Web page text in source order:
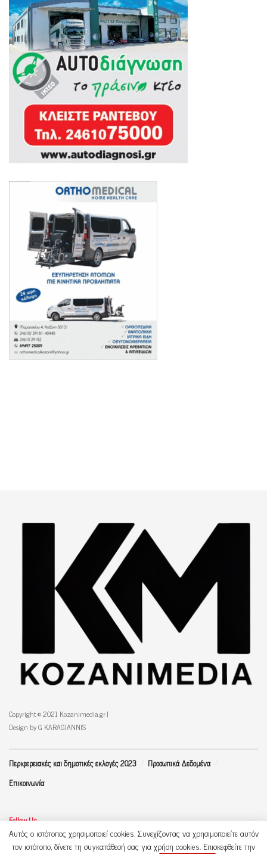
Copyright © 2021 Kozanimedia.gr |
Design by G KARAGIANNIS
Περιφερειακές και δημοτικές εκλογές 2023
Προσωπικά Δεδομένα
Επικοινωνία
Follow Us
Αυτός ο ιστότοπος χρησιμοποιεί cookies. Συνεχίζοντας να χρησιμοποιείτε αυτόν
τον ιστότοπο, δίνετε τη συγκατάθεσή σας για χρήση cookies. Επισκεφθείτε την